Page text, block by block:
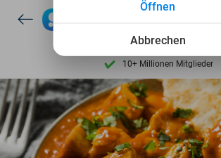
7 Tage die Woche verfügbar
10+ Millionen Mitglieder
9,4 basierend auf
Entdecke 15.000+ Deals
7 Tage die Woche verfügbar
10+ Millionen Mitglieder
Abbrechen
Öffnen